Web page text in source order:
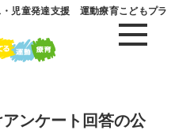
児童発達支援 運動療育こどもプラ
ンケート回答の公